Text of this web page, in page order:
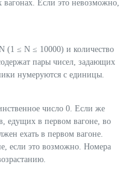
Если это невозможно,
(1 ≤ N ≤ 10000) и количество
пары чисел, задающих
нумеруются с единицы.
число 0. Если же
едущих в первом вагоне, во
ехать в первом вагоне.
если это возможно. Номера